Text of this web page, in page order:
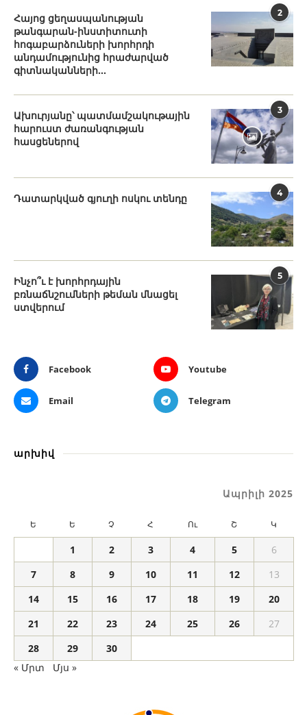
2
Հայոց ցեղասպանության
թանգարան-ինստիտուտի
հոգաբարձուների խորհրդի
անդամությունից հրաժարված
գիտնականների...
3
Ախուրյանը՝ պատմամշակութային
հարուստ ժառանգության
հասցեներով
4
Դատարկված գյուղի ոսկու տենդը
5
Ինչո՞ւ է խորհրդային
բռնաճնշումների թեման մնացել
ստվերում
Facebook Youtube
Email Telegram
արխիվ
Ապրիլի 2025
Ե Ե Չ Հ Ու Շ Կ
1 2 3 4 5
6
7
8 9 10 11 12
13
14
15 16 17 18 19
20
21
22 23 24 25 26
27
28
29
30
« Մրտ
Մյս »